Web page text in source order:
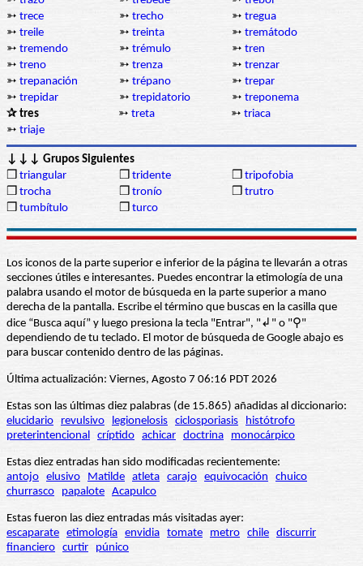
➳ trece ➳ trecho ➳ tregua
➳ treile ➳ treinta ➳ tremátodo
➳ tremendo ➳ trémulo ➳ tren
➳ treno ➳ trenza ➳ trenzar
➳ trepanación ➳ trépano ➳ trepar
➳ trepidar ➳ trepidatorio ➳ treponema
✰ tres
➳ treta ➳ triaca
➳ triaje
↓↓↓ Grupos Siguientes
❒ triangular ❒ tridente ❒ tripofobia
❒ trocha ❒ tronío ❒ trutro
❒ tumbítulo ❒ turco
Los iconos de la parte superior e inferior de la página te llevarán a otras
secciones útiles e interesantes. Puedes encontrar la etimología de una
palabra usando el motor de búsqueda en la parte superior a mano
derecha de la pantalla. Escribe el término que buscas en la casilla que
dice “Busca aquí” y luego presiona la tecla "Entrar", "↲" o "⚲"
dependiendo de tu teclado. El motor de búsqueda de Google abajo es
para buscar contenido dentro de las páginas.
Última actualización: Viernes, Agosto 7 06:16 PDT 2026
Estas son las últimas diez palabras (de 15.865) añadidas al diccionario:
elucidario
revulsivo legionelosis ciclosporiasis
histótrofo
preterintencional críptido achicar doctrina monocárpico
Estas diez entradas han sido modificadas recientemente:
antojo elusivo Matilde atleta carajo equivocación
chuico
churrasco
papalote Acapulco
Estas fueron las diez entradas más visitadas ayer:
escaparate etimología envidia tomate metro chile discurrir
financiero curtir púnico